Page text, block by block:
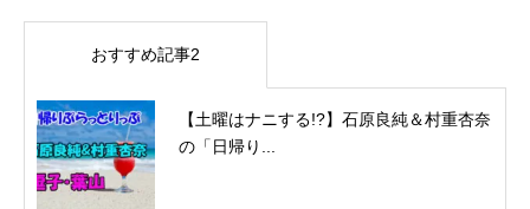
おすすめ記事2
【土曜はナニする!?】石原良純＆村重杏奈
の「日帰り...